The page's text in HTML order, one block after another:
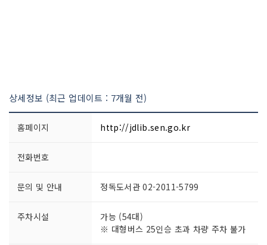
상세정보 (최근 업데이트 : 7개월 전)
홈페이지 http://jdlib.sen.go.kr
전화번호
문의 및 안내 정독도서관 02-2011-5799
주차시설
가능 (54대)
※ 대형버스 25인승 초과 차량 주차 불가